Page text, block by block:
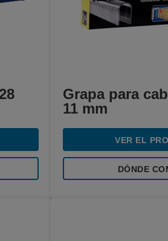
Grapa para
11 mm
VER EL
DÓNDE